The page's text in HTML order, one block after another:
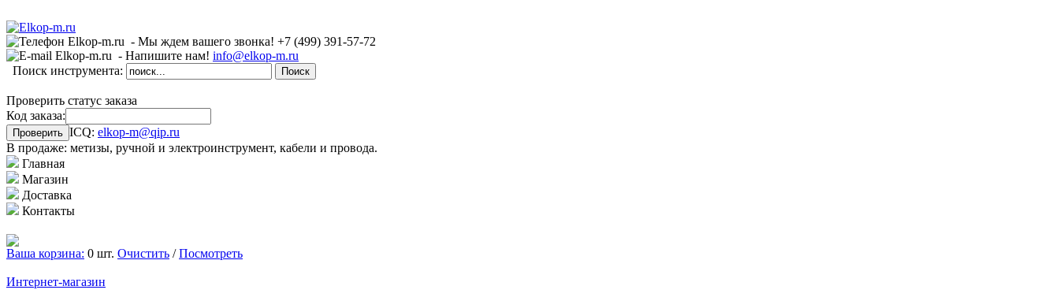
- Мы ждем вашего звонка! +7 (499) 391-57-72
- Напишите нам! info@elkop-m.ru
Поиск инструмента:
Проверить статус заказа
Код заказа:
ICQ: elkop-m@qip.ru
В продаже: метизы, ручной и электроинструмент, кабели и провода.
Главная
Магазин
Доставка
Контакты
Ваша корзина: 0 шт. Очистить /Посмотреть
Интернет-магазин